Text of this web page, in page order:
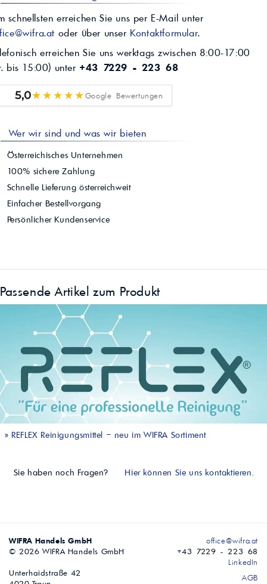
schnellsten erreichen Sie uns per E-Mail unter
oder über unser Kontaktformular.
erreichen Sie uns werktags zwischen 8:00-17:00
bis 15:00) unter +43 7229 - 223 68
5,0★★★★★Google Bewertungen
Wer wir sind und was wir bieten
Österreichisches Unternehmen
100% sichere Zahlung
Schnelle Lieferung österreichweit
Einfacher Bestellvorgang
Persönlicher Kundenservice
Passende Artikel zum Produkt
» REFLEX Reinigungsmittel – neu im WIFRA Sortiment
Sie haben noch Fragen? Hier können Sie uns kontaktieren.
WIFRA Handels GmbH
© 2026 WIFRA Handels GmbH
Unterhaidstraße 42
office@wifra.at
+43 7229 - 223 68
LinkedIn
AGB